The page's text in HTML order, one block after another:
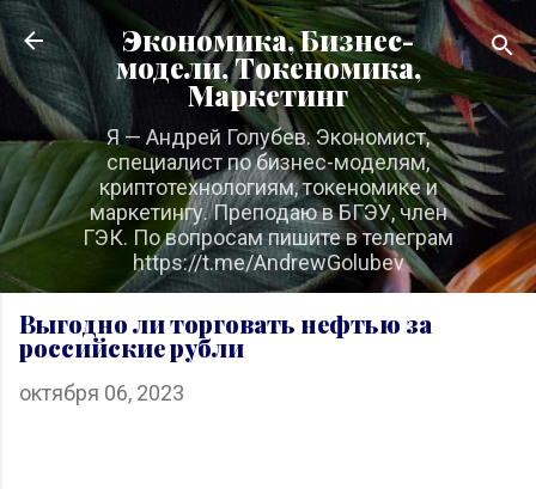
К основному контенту
Экономика, Бизнес-
модели, Токеномика,
Маркетинг
Я — Андрей Голубев. Экономист,
специалист по бизнес-моделям,
криптотехнологиям, токеномике и
маркетингу. Преподаю в БГЭУ, член
ГЭК. По вопросам пишите в телеграм
https://t.me/AndrewGolubev
Выгодно ли торговать нефтью за
российские рубли
октября 06, 2023